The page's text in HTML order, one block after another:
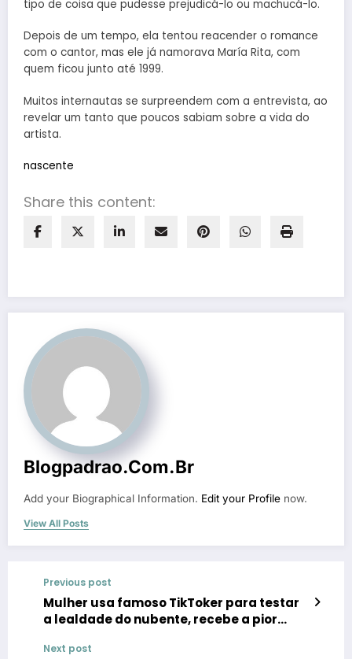
tipo de coisa que pudesse prejudicá-lo ou machucá-lo.
Depois de um tempo, ela tentou reacender o romance
com o cantor, mas ele já namorava María Rita, com
quem ficou junto até 1999.
Muitos internautas se surpreendem com a entrevista, ao
revelar um tanto que poucos sabiam sobre a vida do
artista.
nascente
Share this content:
Blogpadrao.com.br
Add your Biographical Information. Edit your Profile now.
View All Posts
Previous post
Mulher usa famoso TikToker para testar
a lealdade do nubente, recebe a pior
Next post